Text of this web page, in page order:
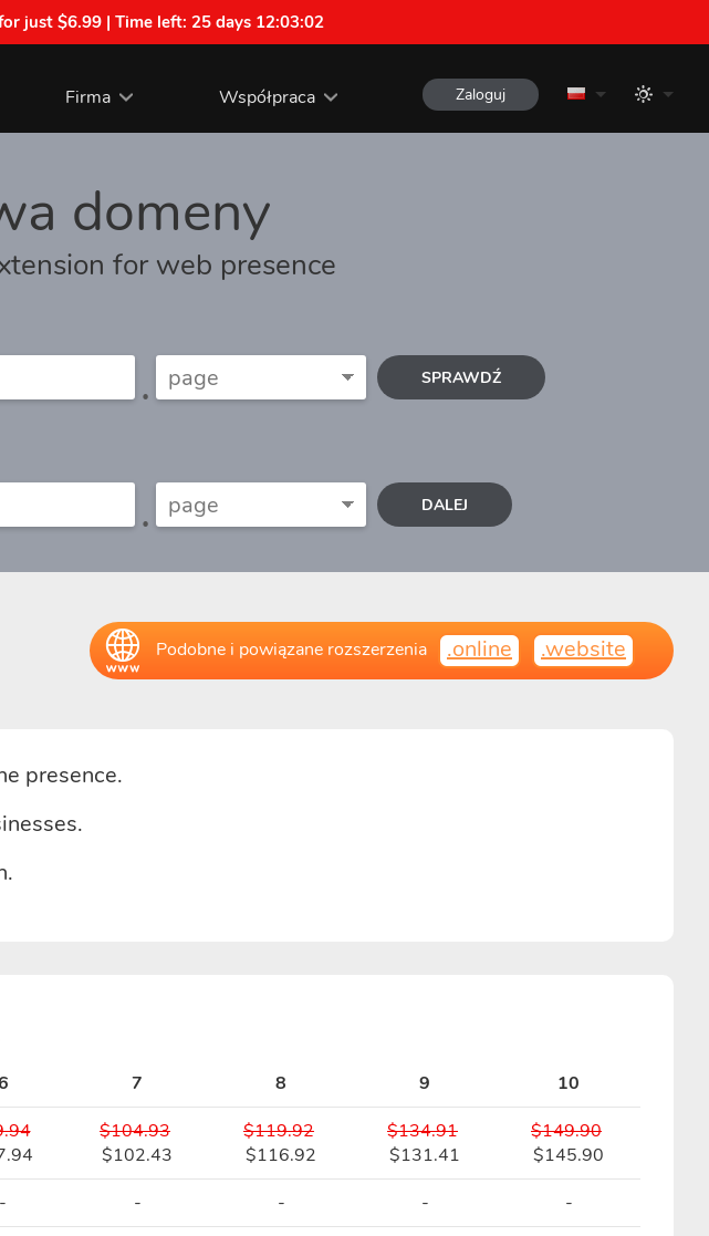
just $6.99 | Time left: 25 days 12:03:01
Firma Współpraca Zaloguj
domeny
for web presence
. SPRAWDŹ
. DALEJ
Podobne i powiązane rozszerzenia .online .website
presence.
7 8 9
10
$104.93
$102.43
$119.92
$116.92
$134.91
$131.41
$149.90
$145.90
- - - -
-